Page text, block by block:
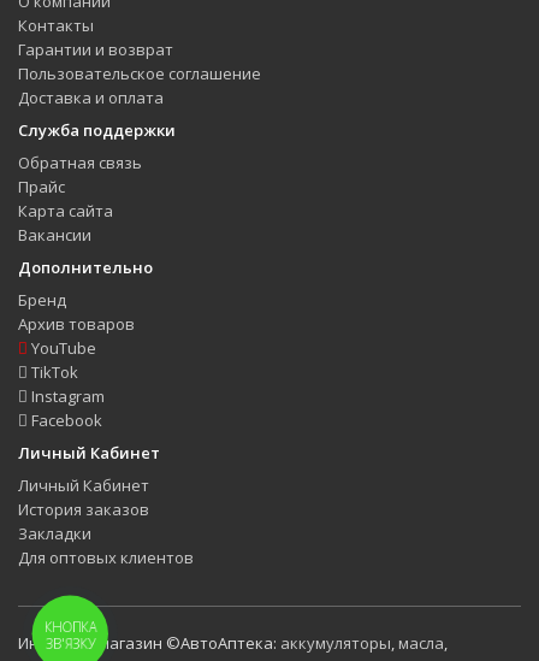
Контакты
Гарантии и возврат
Пользовательское соглашение
Доставка и оплата
Служба поддержки
Обратная связь
Прайс
Карта сайта
Вакансии
Дополнительно
Бренд
Архив товаров
YouTube
TikTok
Instagram
Facebook
Личный Кабинет
Личный Кабинет
История заказов
Закладки
Для оптовых клиентов
Интернет-магазин ©АвтоАптека: аккумуляторы масла
КНОПКА
ЗВ'ЯЗКУ